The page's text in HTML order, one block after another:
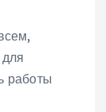
работы